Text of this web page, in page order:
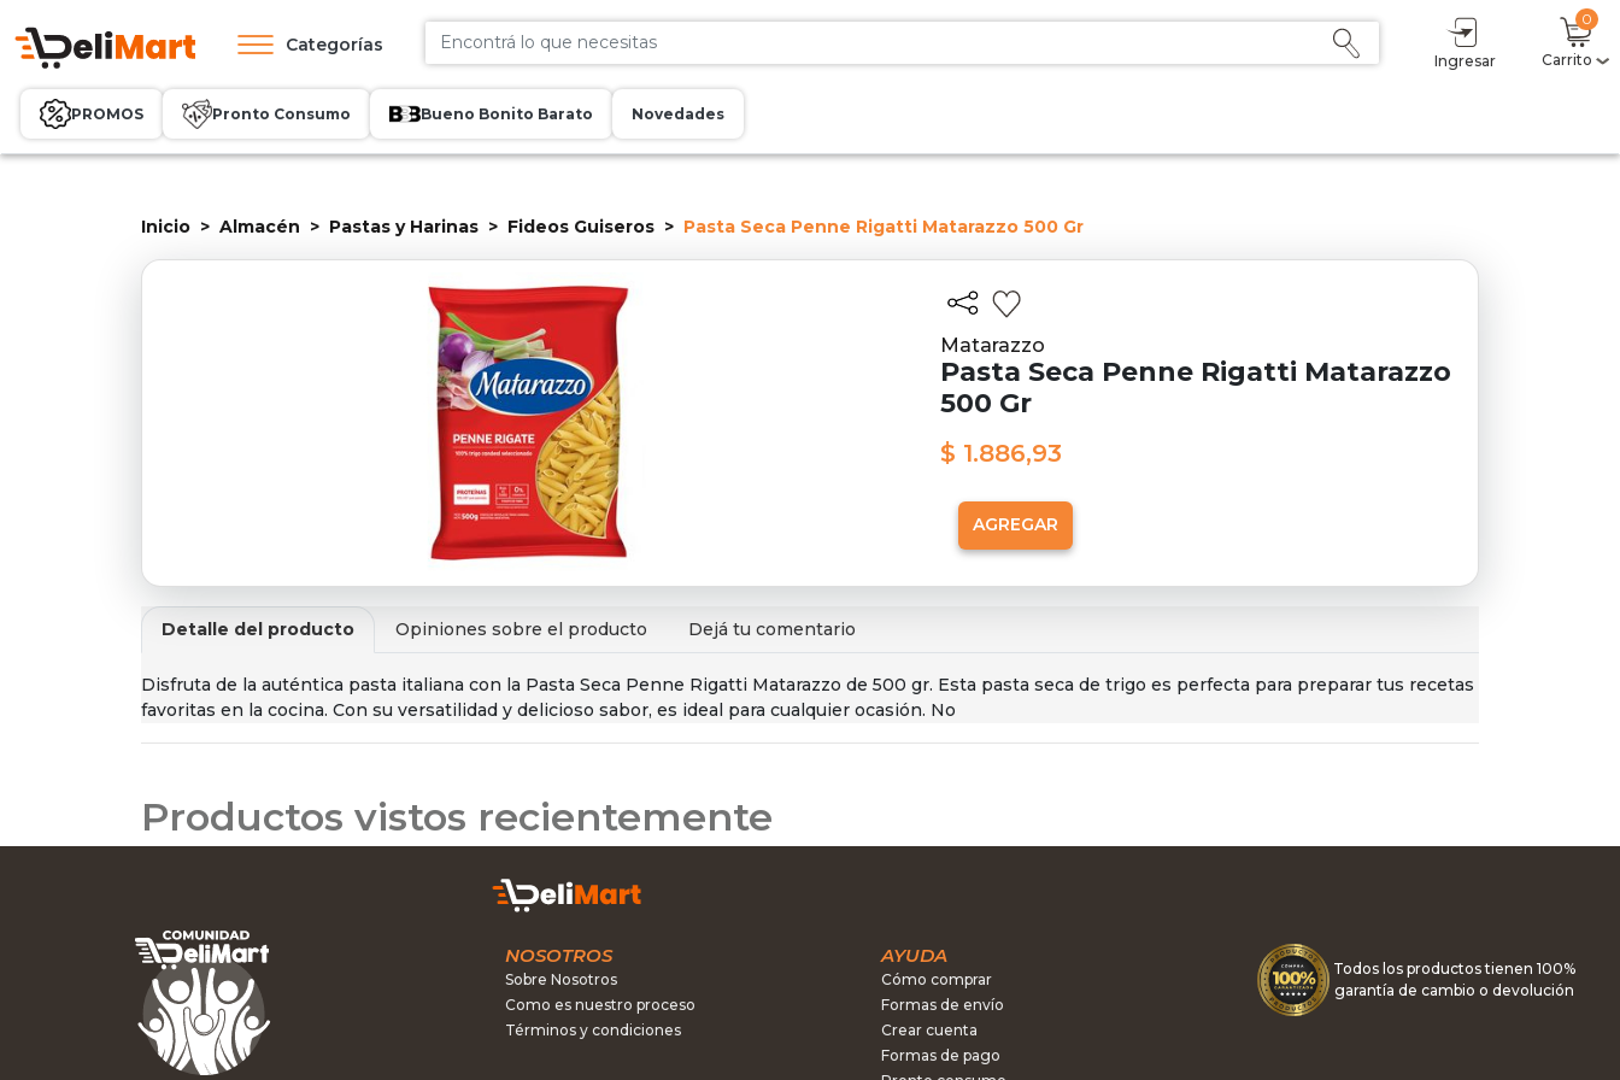
Categorías
Ingresar
0
Carrito
PROMOS Pronto Consumo Bueno Bonito Barato Novedades
Inicio Almacén Pastas y Harinas Fideos Guiseros Pasta Seca Penne Rigatti Matarazzo 500 Gr
Matarazzo
Pasta Seca Penne Rigatti Matarazzo
500 Gr
$ 1.886,93
AGREGAR
Detalle del producto Opiniones sobre el producto Dejá tu comentario
Disfruta de la auténtica pasta italiana con la Pasta Seca Penne Rigatti Matarazzo de 500 gr. Esta pasta seca de trigo es perfecta para preparar tus recetas
favoritas en la cocina. Con su versatilidad y delicioso sabor, es ideal para cualquier ocasión. No
Productos vistos recientemente
NOSOTROS
Sobre Nosotros
Como es nuestro proceso
Términos y condiciones
AYUDA
Cómo comprar
Formas de envío
Crear cuenta
Formas de pago
Todos los productos tienen 100%
garantía de cambio o devolución